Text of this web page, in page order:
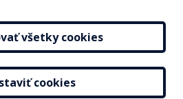
všetky cookies
cookies